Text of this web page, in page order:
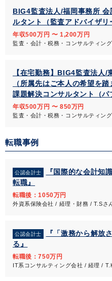
BIG4監査法人/福岡事務所
ルタント（監査アドバイザリ
年収500万円 〜 1,200万円
監査・会計・税務・コンサルティン
【在宅勤務】BIG4監査法
（所属先はご本人の希望を
課題解決コンサルタント（パ
年収500万円 〜 850万円
監査・会計・税務・コンサルティン
転職事例
公認会計士
『国際的な会計知
転職』
転職後：1050万円
外資系保険会社 / 経理・財務 / T.S
公認会計士
『「激務から解放
る』
転職後：750万円
IT系コンサルティング会社 / 経理 /